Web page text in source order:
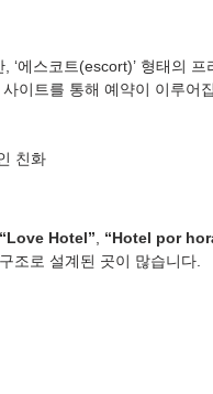
에스코트(escort)’ 형태의
이트를 통해 예약이 이루어
친화
“Love Hotel”, “Hotel por
조로 설계된 곳이 많습니다.